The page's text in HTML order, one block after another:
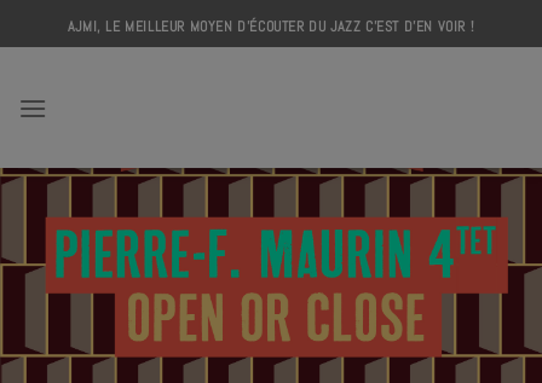
to
AJMI, LE MEILLEUR MOYEN D'ÉCOUTER DU JAZZ C'EST D'EN VOIR !